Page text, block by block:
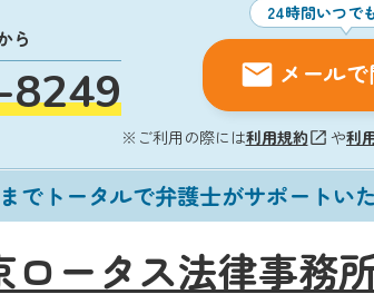
ら
24時間いつで
メール
※ご利用の際には利用規約 や利
でトータルで弁護士がサポートい
ロータス法律事務